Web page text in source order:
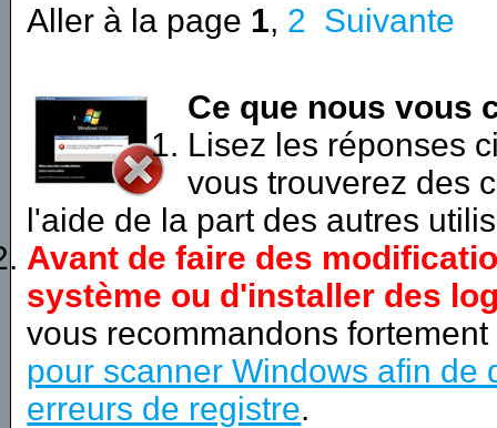
Aller à la page 1, 2 Suivante
Ce que nous vous
Lisez les réponses
vous trouverez des
l'aide de la part des autres
Avant de faire des
système ou d'installer des
vous recommandons
pour scanner Windows afin de
erreurs de registre.